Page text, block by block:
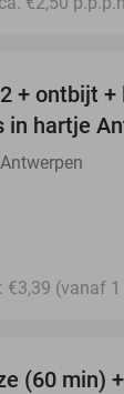
+ ontbijt
in hartje
€3,39 (vanaf
(60 min)